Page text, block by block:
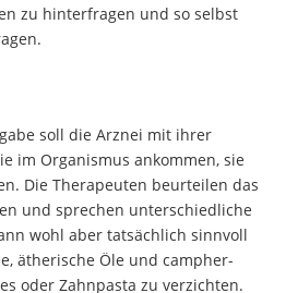
zu hinterfragen und so selbst
soll die Arznei mit ihrer
im Organismus ankommen, sie
Die Therapeuten beurteilen das
und sprechen unterschiedliche
wohl aber tatsächlich sinnvoll
ätherische Öle und campher-
oder Zahnpasta zu verzichten.